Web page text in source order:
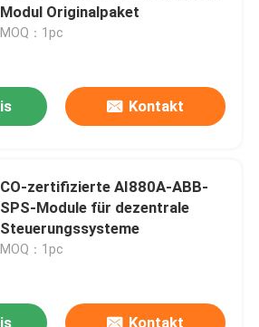
Modul Originalpaket
MOQ：1pc
Kontakt
CO-zertifizierte AI880A-ABB-
SPS-Module für dezentrale
Steuerungssysteme
MOQ：1pc
Kontakt